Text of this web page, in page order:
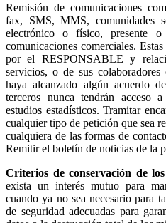
Remisión de comunicaciones
fax, SMS, MMS, comunidades
electrónico o físico, presente
comunicaciones comerciales.
por el RESPONSABLE y
servicios, o de sus
haya alcanzado algún acuerdo
terceros nunca tendrán acceso
estudios estadísticos. Tramitar
cualquier tipo de petición que sea
cualquiera de las formas de
Remitir el boletín de noticias de la
Criterios de conservación de
exista un interés mutuo para
cuando ya no sea necesario para
de seguridad adecuadas para